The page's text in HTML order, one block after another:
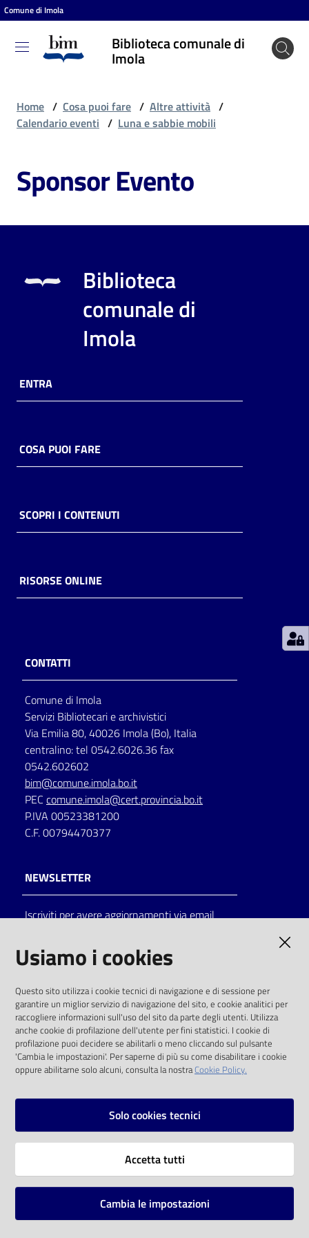
Vai al contenuto
Vai alla navigazione
Vai al footer
Comune di Imola
Biblioteca comunale di
Imola
Biblioteca
comunale
puoi
Risorse
online
Casa
Piani
storico
per
lettura
Seguici
su
Catalogo
on line
Eventi
Chiedi al
bibliotecario
Home / Cosa puoi fare / Altre attività /
Calendario eventi / Luna e sabbie mobili
Sponsor Evento
Biblioteca
comunale di
Imola
ENTRA
COSA PUOI FARE
SCOPRI I CONTENUTI
RISORSE ONLINE
CONTATTI
Comune di Imola
Servizi Bibliotecari e archivistici
Via Emilia 80, 40026 Imola (Bo), Italia
centralino: tel 0542.6026.36 fax
0542.602602
bim@comune.imola.bo.it
PEC comune.imola@cert.provincia.bo.it
P.IVA 00523381200
C.F. 00794470377
NEWSLETTER
Iscriviti per avere aggiornamenti via email
solo alle condizioni previste dalla direttiva
comunitaria 2003/98/CE e dal d.lgs. 36/2006
SOCIAL
Instagram
Vai alla pagina
Mappa del sito
Usiamo i cookies
Questo sito utilizza i cookie tecnici di navigazione e di sessione per
garantire un miglior servizio di navigazione del sito, e cookie analitici per
raccogliere informazioni sull'uso del sito da parte degli utenti. Utilizza
anche cookie di profilazione dell'utente per fini statistici. I cookie di
profilazione puoi decidere se abilitarli o meno cliccando sul pulsante
'Cambia le impostazioni'. Per saperne di più su come disabilitare i cookie
oppure abilitarne solo alcuni, consulta la nostraCookie Policy.
Solo cookies tecnici
Accetta tutti
Cambia le impostazioni